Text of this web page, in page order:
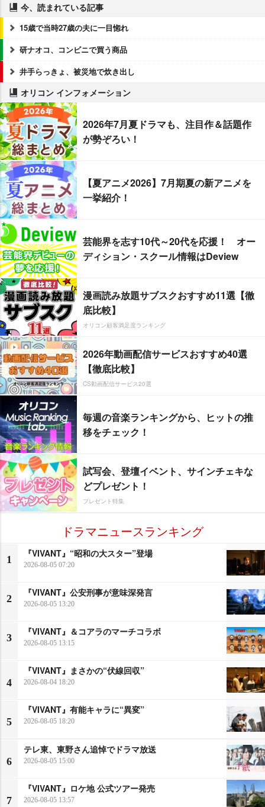
今、読まれている記事
15歳で当時27歳の夫に一目惚れ
研ナオコ、コンビニで買う商品
井手らっきょ、被災地で炊き出し
オリコン インフォメーション
2026年7月夏ドラマも、注目作＆話題作
が勢ぞろい！
【夏アニメ2026】7月期夏の新アニメを
一挙紹介！
芸能界を志す10代～20代を応援！ オー
ディション・スクール情報はDeview
漫画読み放題サブスクおすすめ11選【徹
底比較】
オリコン顧客満足度ランキング
2026年動画配信サービスおすすめ40選
【徹底比較】
CS動画配信サービス20選
毎週の音楽ランキングから、ヒットの推
移をチェック！
試写会、登壇イベント、サインチェキな
どプレゼント！
プレゼント特集
ドラマニュースランキング
1
『VIVANT』“昭和の大スター”登場
2026-08-05 07:20
2
『VIVANT』公安刑事が意味深発言
2026-08-05 13:20
3
『VIVANT』＆コアラのマーチコラボ
2026-08-05 13:15
4
『VIVANT』まさかの“伏線回収”
2026-08-04 18:20
5
『VIVANT』有能キャラに“異変”
2026-08-05 18:20
6
テレ東、東野さん追悼でドラマ放送
2026-08-05 15:00
7
『VIVANT』ロケ地 公式ツアー発売
2026-08-05 13:57